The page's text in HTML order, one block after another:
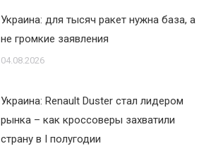
Украина: для тысяч ракет нужна база, а
не громкие заявления
04.08.2026
Украина: Renault Duster стал лидером
рынка – как кроссоверы захватили
страну в I полугодии